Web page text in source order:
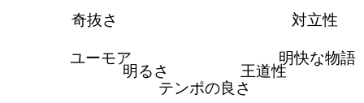
対立性
明快な物語
王道性
テンポの良さ
明るさ
ユーモア
奇抜さ